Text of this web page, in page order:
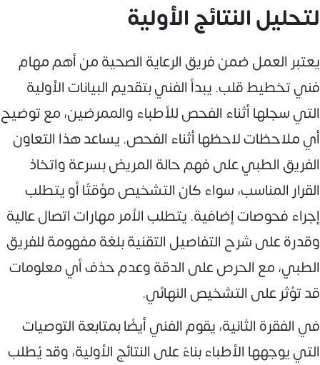
لتحليل النتائج الأولية
يعتبر العمل ضمن فريق الرعاية الصحية من أهم مهام
فني تخطيط قلب. يبدأ الفني بتقديم البيانات الأولية
التي سجلها أثناء الفحص للأطباء والممرضين، مع توضيح
أي ملاحظات لاحظها أثناء الفحص. يساعد هذا التعاون
الفريق الطبي على فهم حالة المريض بسرعة واتخاذ
القرار المناسب، سواء كان التشخيص مؤقتًا أو يتطلب
إجراء فحوصات إضافية. يتطلب الأمر مهارات اتصال عالية
وقدرة على شرح التفاصيل التقنية بلغة مفهومة للفريق
الطبي، مع الحرص على الدقة وعدم حذف أي معلومات
قد تؤثر على التشخيص النهائي.
في الفقرة الثانية، يقوم الفني أيضًا بمتابعة التوصيات
التي يوجهها الأطباء بناءً على النتائج الأولية، وقد يُطلب